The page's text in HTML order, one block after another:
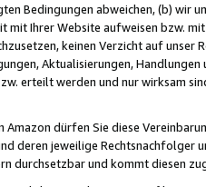
Bedingungen abweichen, (b)
Ihrer Website aufweisen bzw.
keinen Verzicht auf
Aktualisierungen,
erteilt werden und nur wirksam
dürfen Sie diese
deren jeweilige
durchsetzbar und kommt diesen